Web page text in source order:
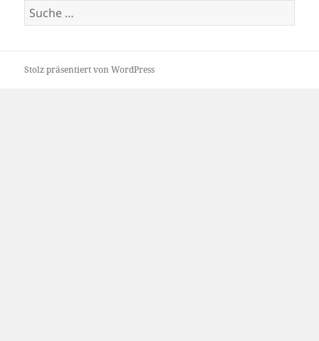
Suche
nach:
Stolz präsentiert von WordPress